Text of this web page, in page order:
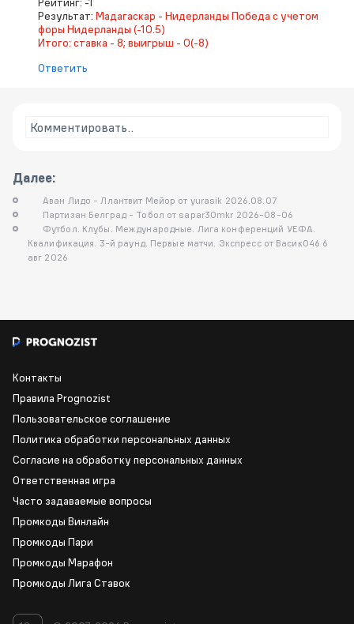
Результат: Мадагаскар - Нидерланды Победа с учетом
форы Нидерланды (-10.5)
Итого: ставка - 8; выигрыш - 0(-8)
Ответить
Комментировать..
Далее:
Аван Лидо - Ллантвит Мейор от yurasik 2026.08.07
Партизан Белград - Тобол от sapar30mkr 2026-08-06
Футбол. Клубы. Международные. Лига конференций УЕФА.
Квалификация. 3-й раунд. Первые матчи. Экспресс от Васик046 6
авг 2026
Контакты
Правила Prognozist
Пользовательское соглашение
Политика обработки персональных данных
Согласие на обработку персональных данных
Ответственная игра
Часто задаваемые вопросы
Промкоды Винлайн
Промкоды Пари
Промкоды Марафон
Промкоды Лига Ставок